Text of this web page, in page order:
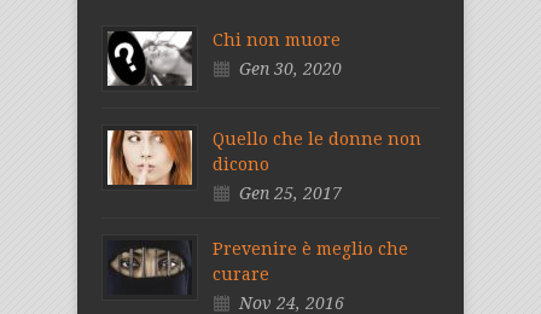
Chi non muore
Gen 30, 2020
Quello che le donne non
dicono
Gen 25, 2017
Prevenire è meglio che
curare
Nov 24, 2016